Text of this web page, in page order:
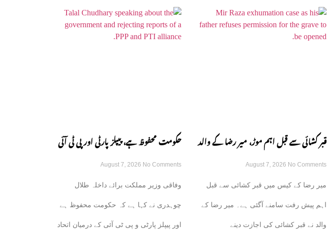
قبر کشائی سے قبل اہم موڑ، میر رضا کے والد
نے اجازت دینے سے انکار کر دیا
August 7, 2026 No Comments
میر رضا کے کیس میں قبر کشائی سے قبل
اہم پیش رفت سامنے آگئی ہے۔ میر رضا کے
والد نے قبر کشائی کی اجازت دینے
حکومت محفوظ ہے، پیپلز پارٹی اور پی ٹی آئی
کے اتحاد کی باتیں بے بنیاد ہیں: طلال چوہدری
August 7, 2026 No Comments
وفاقی وزیر مملکت برائے داخلہ طلال
چوہدری نے کہا ہے کہ حکومت محفوظ ہے
اور پیپلز پارٹی و پی ٹی آئی کے درمیان اتحاد